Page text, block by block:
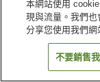
停車場
水療/美容院
日本 京都
本網站使用
現與流量。我們
分享您使用我們網
不要銷售